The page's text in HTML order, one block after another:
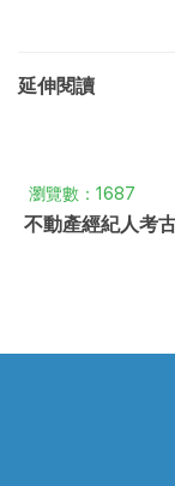
延伸閱讀
瀏覽數：1687
不動產經紀人考